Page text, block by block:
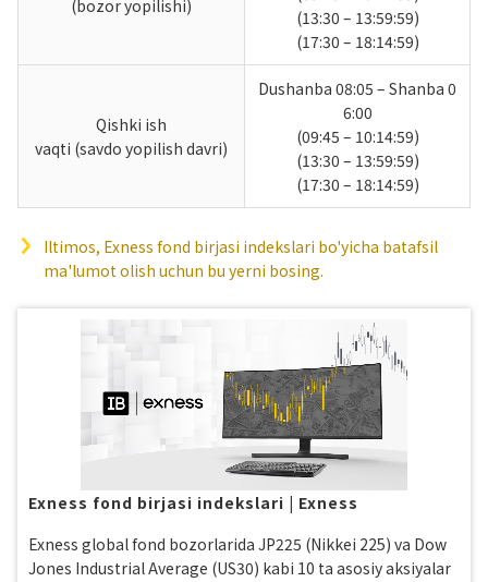
(bozor yopilishi)
(13:30 – 13:59:59)
(17:30 – 18:14:59)
Qishki ish
vaqti (savdo yopilish davri)
Dushanba 08:05 – Shanba 0
6:00
(09:45 – 10:14:59)
(13:30 – 13:59:59)
(17:30 – 18:14:59)
Iltimos, Exness fond birjasi indekslari bo'yicha batafsil
ma'lumot olish uchun bu yerni bosing.
Exness fond birjasi indekslari | Exness
Exness global fond bozorlarida JP225 (Nikkei 225) va Dow
Jones Industrial Average (US30) kabi 10 ta asosiy aksiyalar